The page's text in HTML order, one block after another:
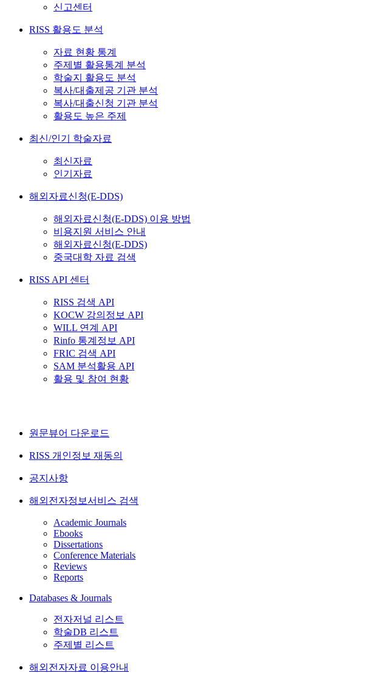
신고센터
RISS 활용도 분석
자료 현황 통계
주제별 활용통계 분석
학술지 활용도 분석
복사/대출제공 기관 분석
복사/대출신청 기관 분석
활용도 높은 주제
최신/인기 학술자료
최신자료
인기자료
해외자료신청(E-DDS)
해외자료신청(E-DDS) 이용 방법
비용지원 서비스 안내
해외자료신청(E-DDS)
중국대학 자료 검색
RISS API 센터
RISS 검색 API
KOCW 강의정보 API
WILL 연계 API
Rinfo 통계정보 API
FRIC 검색 API
SAM 분석활용 API
활용 및 참여 현황
원문뷰어 다운로드
RISS 개인정보 재동의
공지사항
해외전자정보서비스 검색
Academic Journals
Ebooks
Dissertations
Conference Materials
Reviews
Reports
Databases & Journals
전자저널 리스트
학술DB 리스트
주제별 리스트
해외전자자료 이용안내